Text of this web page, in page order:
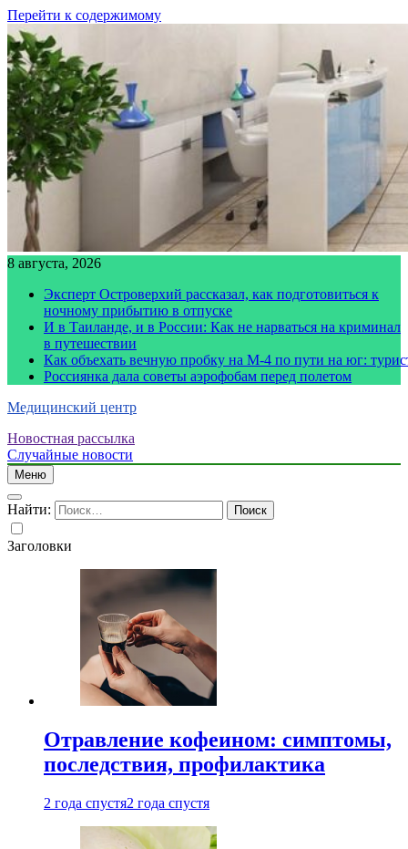
Перейти к содержимому
8 августа, 2026
Эксперт Островерхий рассказал, как подготовиться к
ночному прибытию в отпуске
И в Таиланде, и в России: Как не нарваться на криминал
в путешествии
Как объехать вечную пробку на М-4 по пути на юг:
Россиянка дала советы аэрофобам перед полетом
Медицинский центр
Новостная рассылка
Случайные новости
Меню
Найти:
Заголовки
Отравление кофеином: симптомы,
последствия, профилактика
2 года спустя2 года спустя